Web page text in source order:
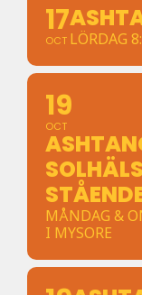
17
OCT LÖRDAG
19
OCT
MÅNDAG &
I MYSORE